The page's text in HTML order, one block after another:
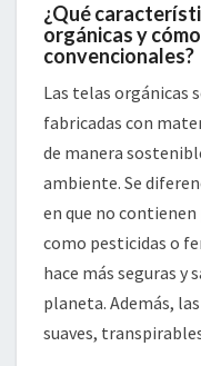
¿Qué
orgánicas y
convencionales?
Las telas orgánicas
fabricadas con
de manera
ambiente. Se
en que no
como pesticidas o
hace más seguras y
planeta. Además,
suaves,